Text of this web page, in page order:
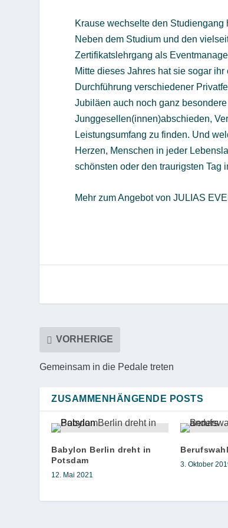
Krause wechselte den
Neben dem Studium und den
Zertifikatslehrgang als
Mitte dieses Jahres hat sie sogar
Durchführung verschiedener
Jubiläen auch noch ganz
Junggesellen(innen)abschieden,
Leistungsumfang zu finden. Und
Herzen, Menschen in jeder
schönsten oder den traurigsten Tag
Mehr zum Angebot von JULIAS
VORHERIGE
Gemeinsam in die Pedale treten
ZUSAMMENHÄNGENDE POSTS
Babylon Berlin dreht in
Potsdam
12. Mai 2021
3. Oktober